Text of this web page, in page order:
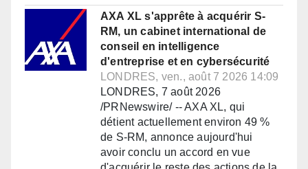
AXA XL s'apprête à acquérir S-
RM, un cabinet international de
conseil en intelligence
d'entreprise et en cybersécurité
LONDRES, ven., août 7 2026 14:09
LONDRES, 7 août 2026
/PRNewswire/ -- AXA XL, qui
détient actuellement environ 49 %
de S-RM, annonce aujourd'hui
avoir conclu un accord en vue